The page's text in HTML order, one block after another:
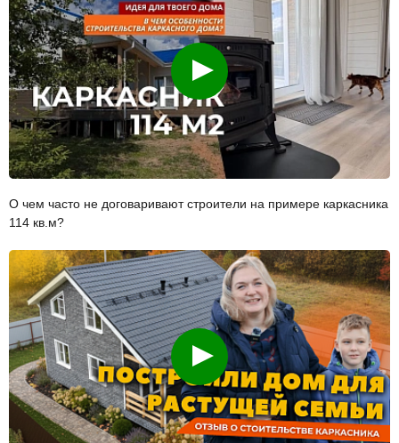
Смотреть
О чем часто не договаривают строители на примере каркасника
114 кв.м?
Смотреть